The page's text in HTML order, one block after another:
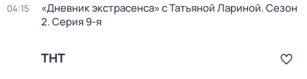
04:15 «Дневник экстрaсенса» c Татьяной Лариной. Сезон
2. Серия 9-я
ТНТ